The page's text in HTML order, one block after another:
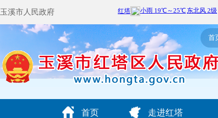
玉溪市人民政府
首
首页 走进红塔